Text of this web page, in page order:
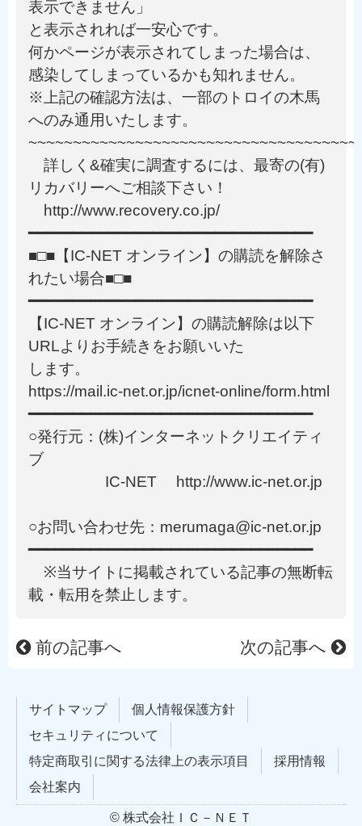
表示できません」
と表示されれば一安心です。
何かページが表示されてしまった場合は、
感染してしまっているかも知れません。
※上記の確認方法は、一部のトロイの木馬
へのみ通用いたします。
詳しく&確実に調査するには、最寄の(有)
リカバリーへご相談下さい！
http://www.recovery.co.jp/
━━━━━━━━━━━━━━━━━━━━━━━━━━━━━━━━
■□■【IC-NET オンライン】の購読を解除さ
れたい場合■□■
━━━━━━━━━━━━━━━━━━━━━━━━━━━━━━━━
【IC-NET オンライン】の購読解除は以下
URLよりお手続きをお願いいた
します。
https://mail.ic-net.or.jp/icnet-online/form.html
━━━━━━━━━━━━━━━━━━━━━━━━━━━━━━━━
○発行元：(株)インターネットクリエイティ
ブ
IC-NET http://www.ic-net.or.jp
○お問い合わせ先：merumaga@ic-net.or.jp
━━━━━━━━━━━━━━━━━━━━━━━━━━━━━━━━
※当サイトに掲載されている記事の無断転
載・転用を禁止します。
前の記事へ 次の記事へ
サイトマップ
個人情報保護方針
セキュリティについて
特定商取引に関する法律上の表示項目
採用情報
会社案内
© 株式会社ＩＣ－ＮＥＴ